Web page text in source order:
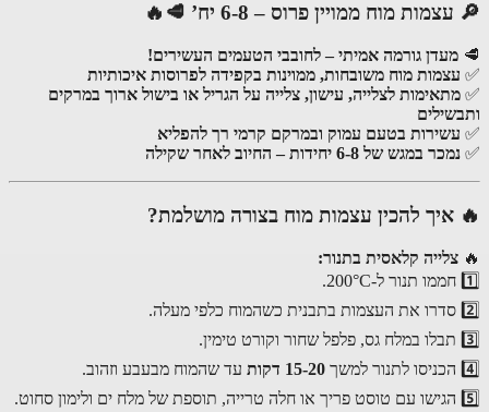
מוח ממויין פרוס – 6-8 יח’ 🥩🔥
מעדן גורמה אמיתי – לחובבי הטעמים העשירים!
עצמות מוח משובחות, ממוינות בקפידה לפרוסות איכותיות
מתאימות לצלייה, עישון, צלייה על הגריל או בישול ארוך במרקים
עשירות בטעם עמוק ובמרקם קרמי רך להפליא
נמכר במגש של 6-8 יחידות – החיוב לאחר שקילה
להכין עצמות מוח בצורה מושלמת?
צלייה קלאסית בתנור:
15-20 דקות עד שהמוח מבעבע וזהוב.